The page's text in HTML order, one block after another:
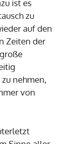
ist es
zu
auf den
Zeiten der
nehmen,
von